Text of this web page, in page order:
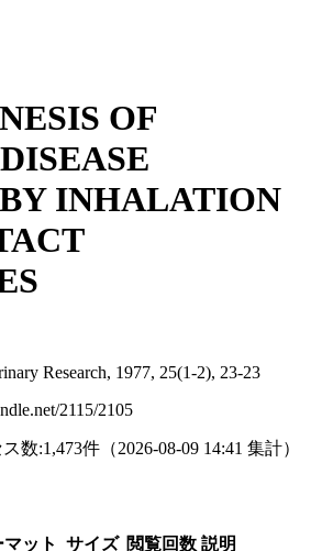
OF
INHALATION
Research, 1977, 25(1-2), 23-23
2115/2105
数:1,473件 （2026-08-09 14:41 集計）
ット サイズ 閲覧回数 説明